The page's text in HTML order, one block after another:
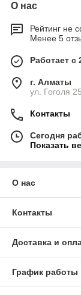
О нас
Рейтинг не
Менее 5
Работает с
г. Алматы
ул. Гоголя
Контакты
Сегодня
Показать
О нас
Контакты
Доставка и
График работы